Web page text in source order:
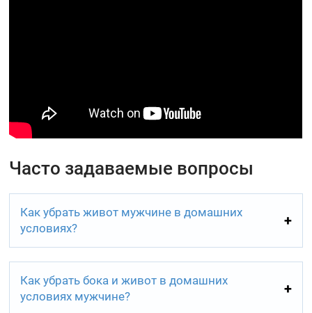
Часто задаваемые вопросы
Как убрать живот мужчине в домашних
условиях?
Как убрать бока и живот в домашних
условиях мужчине?